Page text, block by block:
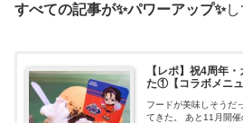
すべての記事が✨パワーアップ✨し
【レポ】祝4周年
た①【コラボメニュ
フードが美味しそうだ
てきた。 あと11月開